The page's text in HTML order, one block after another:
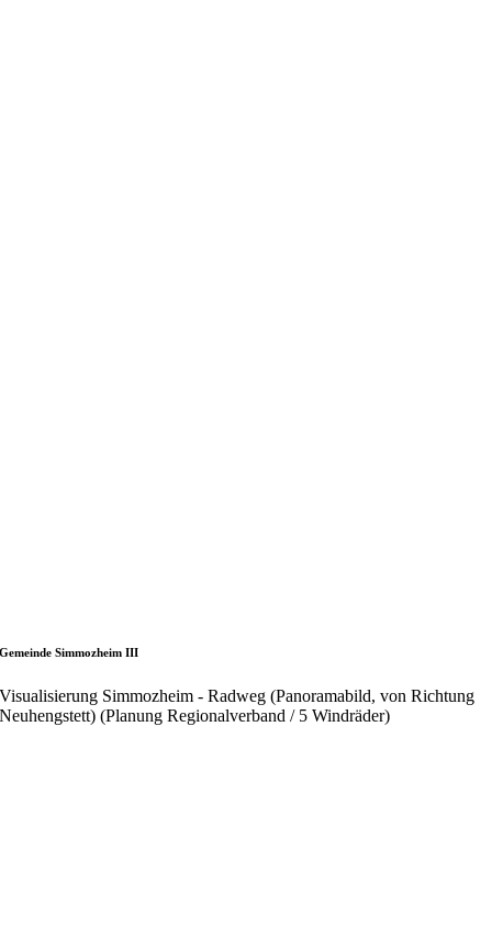
Gemeinde Simmozheim III
Visualisierung Simmozheim - Radweg (Panoramabild, von Richtung
Neuhengstett) (Planung Regionalverband / 5 Windräder)